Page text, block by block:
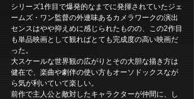
シリーズ1作目で爆発的なまでに発揮されていたジェ
ームズ・ワン監督の外連味あるカメラワークの演出
センスはやや抑えめに感じられたものの、この2作目
も単品映画として観ればとても完成度の高い映画だ
った。
大スケールな世界観の広がりとその大胆な描き方は
健在で、楽曲や劇伴の使い方もオーソドックスなが
ら気が利いていて楽しい。
前作で主人公と敵対したキャラクターが仲間に、し